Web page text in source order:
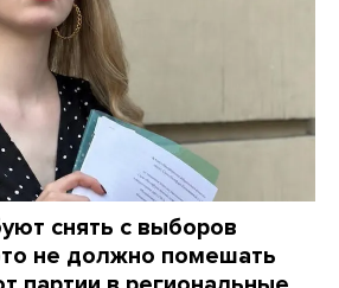
снять с выборов
не должно помешать